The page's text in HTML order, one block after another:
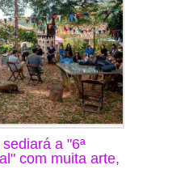
a "6ª
com muita arte,